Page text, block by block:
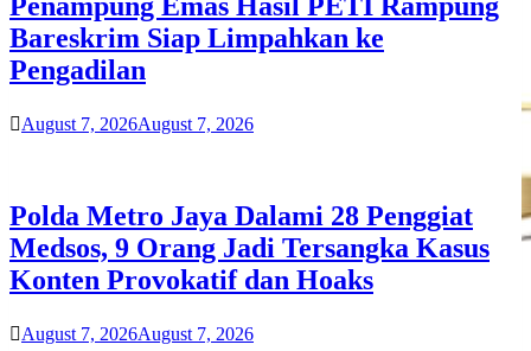
Bareskrim Siap Limpahkan ke
Pengadilan
August 7, 2026August 7, 2026
Polda Metro Jaya Dalami 28 Penggiat
Medsos, 9 Orang Jadi Tersangka Kasus
Konten Provokatif dan Hoaks
August 7, 2026August 7, 2026